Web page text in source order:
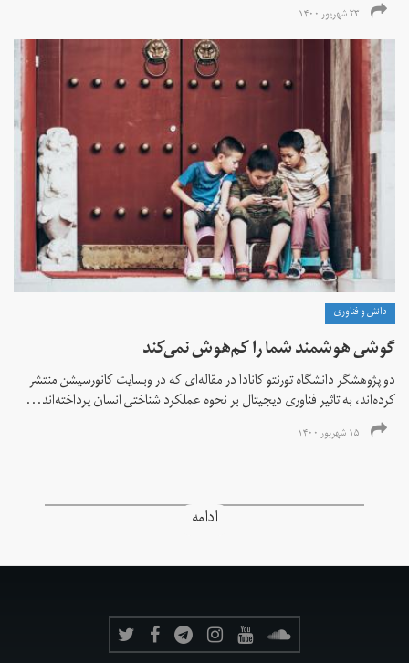
۲۳ شهریور ۱۴۰۰
دانش و فناوری
گوشی هوشمند شما را کم‌هوش‌ نمی‌کند
دو پژوهشگر دانشگاه تورنتو کانادا در مقاله‌ای که در وبسایت کانورسیشن منتشر
کرده‌اند، به تاثیر فناوری دیجیتال بر نحوه عملکرد شناختی انسان پرداخته‌اند...
۱۵ شهریور ۱۴۰۰
ادامه